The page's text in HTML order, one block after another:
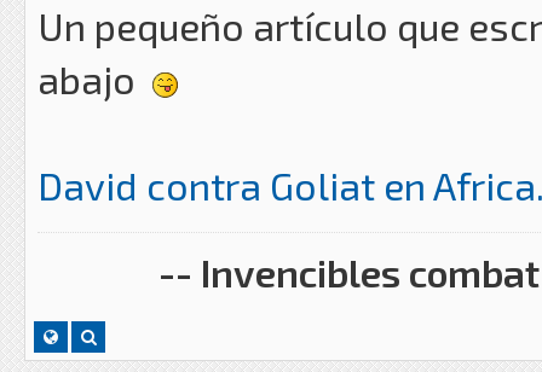
Un pequeño artículo que
abajo
David contra Goliat en
-- Invencibles